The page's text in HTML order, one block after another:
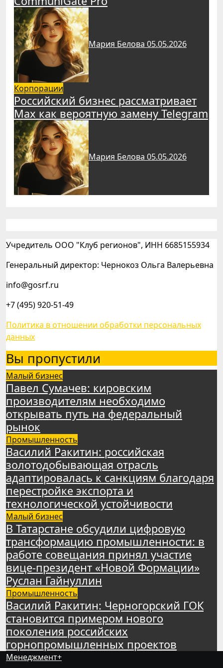
Мария Белова 05.05.2026
Корпорации
Российский бизнес рассматривает
Max как вероятную замену Telegram
Мария Белова 05.05.2026
Учредитель ООО "Клуб регионов", ИНН 6685155934
Генеральный директор: Чернокоз Ольга Валерьевна
info@gosrf.ru
+7 (495) 920-51-49
Политика в отношении обработки персональных
данных
Вы пропустили
Малый бизнес
Павел Сумачев: кировским
производителям необходимо
открывать путь на федеральный
рынок
Промышленность
Василий Ракитин: российская
золотодобывающая отрасль
адаптировалась к санкциям благодаря
перестройке экспорта и
технологической устойчивости
Малый бизнес
В Татарстане обсудили цифровую
трансформацию промышленности: в
работе совещания принял участие
вице-президент «Новой Формации»
Руслан Гайнуллин
Промышленность
Василий Ракитин: Черногорский ГОК
становится примером нового
поколения российских
горнопромышленных проектов
Менеджмент+